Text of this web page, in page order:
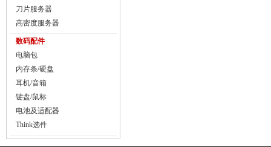
刀片服务器
高密度服务器
数码配件
电脑包
内存条/硬盘
耳机/音箱
键盘/鼠标
电池及适配器
Think选件